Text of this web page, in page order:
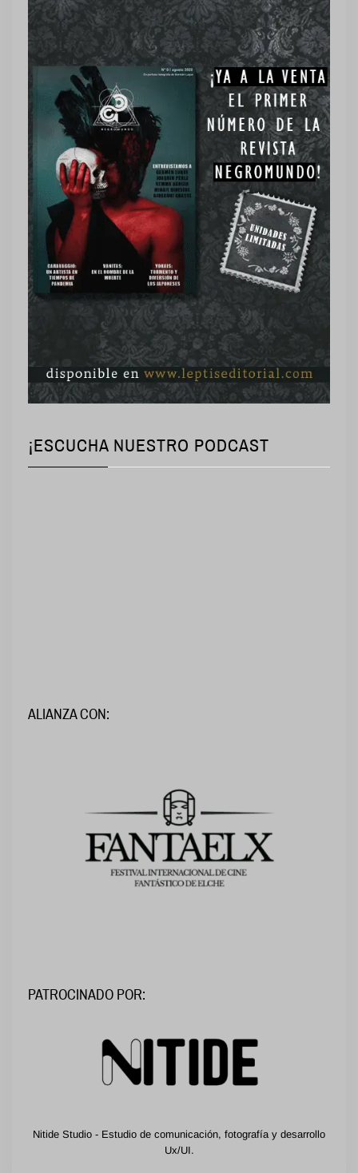
¡ESCUCHA NUESTRO PODCAST
ALIANZA CON:
PATROCINADO POR:
Nitide Studio - Estudio de comunicación, fotografía y desarrollo
Ux/UI.